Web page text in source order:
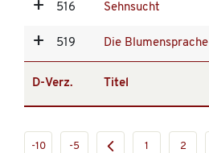
516 Sehnsucht
519 Die Blumensprache
D-Verz. Titel
-10 -5 1 2